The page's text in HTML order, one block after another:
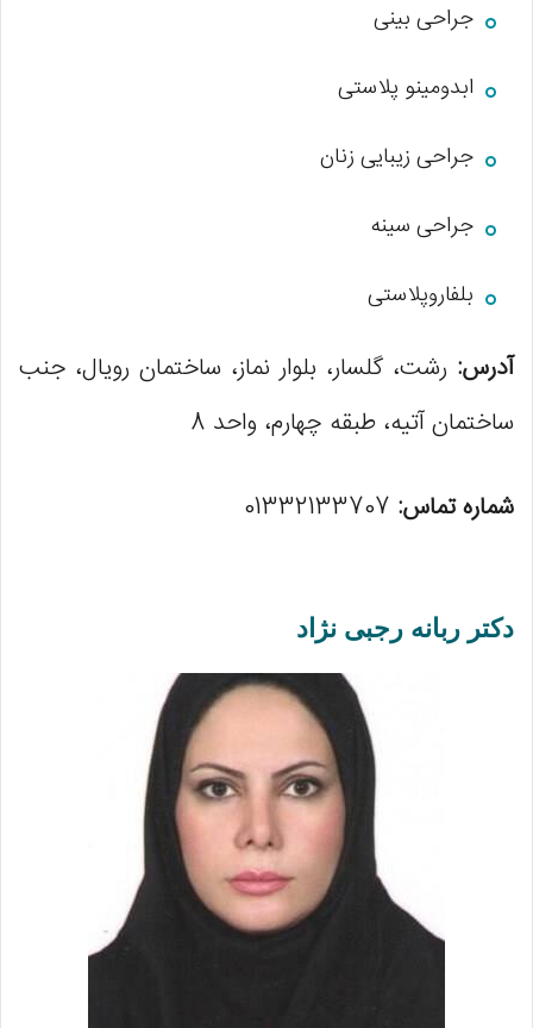
جراحی بینی
ابدومینو پلاستی
جراحی زیبایی زنان
جراحی سینه
بلفاروپلاستی
آدرس: رشت، گلسار، بلوار نماز، ساختمان رویال، جنب
ساختمان آتیه، طبقه چهارم، واحد 8
شماره تماس:
دکتر ربانه رجبی نژاد